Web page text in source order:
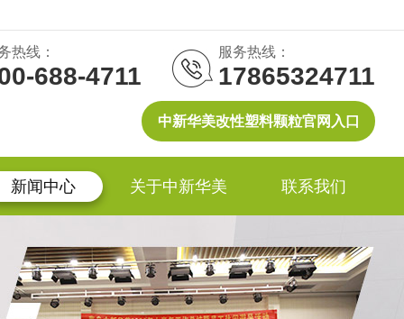
中新华美改性塑料颗粒官网入口
热线：
688-4711
服务热线：
17865324711
新闻中心 关于中新华美 联系我们